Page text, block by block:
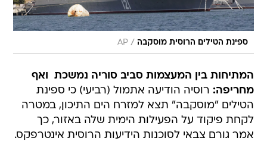
ספינת הטילים הרוסית מוסקבה /
AP
המתיחות בין המעצמות סביב סוריה נמשכת  ואף
מחריפה: רוסיה הודיעה אתמול (רביעי) כי ספינת
הטילים "מוסקבה" תצא למזרח הים התיכון, במטרה
לקחת פיקוד על הפעילות הימית שלה באזור, כך
אמר גורם צבאי לסוכנות הידיעות הרוסית אינטרפקס.